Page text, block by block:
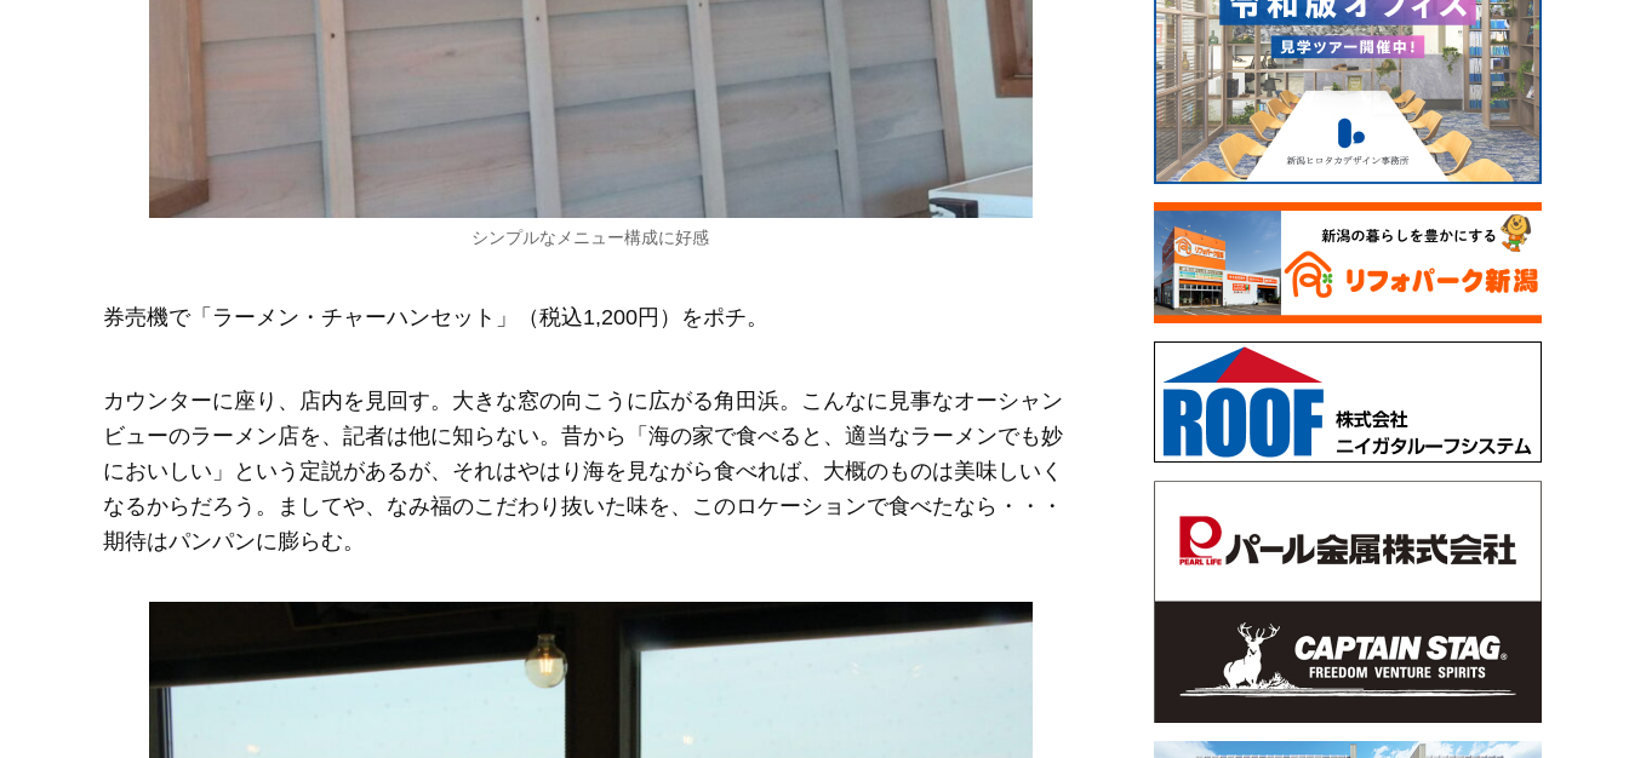
シンプルなメニュー構成に好感
券売機で「ラーメン・チャーハンセット」（税込1,200円）をポチ。
カウンターに座り、店内を見回す。大きな窓の向こうに広がる角田浜。こんなに見事なオーシャン
ビューのラーメン店を、記者は他に知らない。昔から「海の家で食べると、適当なラーメンでも妙
においしい」という定説があるが、それはやはり海を見ながら食べれば、大概のものは美味しいく
なるからだろう。ましてや、なみ福のこだわり抜いた味を、このロケーションで食べたなら・・・
期待はパンパンに膨らむ。